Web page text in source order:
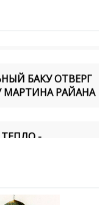
НЕ ПРИНЯТО
БАКУ ОТВЕРГ
РАЙАНА
И